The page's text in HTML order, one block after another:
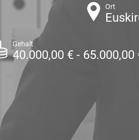
Ort
Gehalt
40.000,00 € -